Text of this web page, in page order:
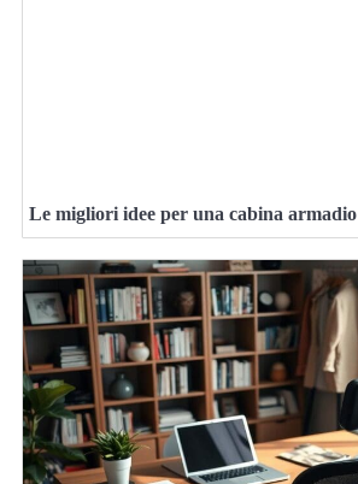
Le migliori idee per una cabina armadio